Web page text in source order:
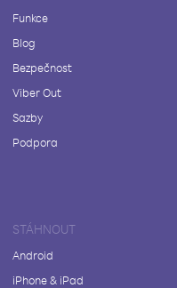
Funkce
Blog
Bezpečnost
Viber Out
Sazby
Podpora
STÁHNOUT
Android
iPhone & iPad